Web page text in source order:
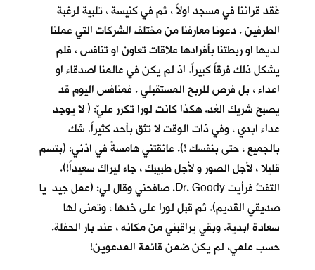
عُقد قراننا في مسجد اولاً ، ثم في كنيسة ، تلبية لرغبة
الطرفين . دعونا معارفنا من مختلف الشركات التي عملنا
لديها او ربطتنا بأفرادها علاقات تعاون او تنافس ، فلم
يشكل ذلك فرقاً كبيراً. اذ لم يكن في عالمنا اصدقاء او
اعداء ، بل فرص للربح المستقبلي . فمنافس اليوم قد
يصبح شريك الغد. هكذا كانت لورا تكرر عليّ: ( لا يوجد
عداء ابدي ، وفي ذات الوقت لا تثق بأحد كثيراً. شك
بالجميع ، حتى بنفسك !). عانقتني هامسةً في اذني: (بتسم
قليلا ، لأجل الصور و لأجل طبيبك ، جاء ليراك سعيداً!).
التفتُ فرأيت Dr. Goody. صافحني وقال لي: (عمل جيد يا
صديقي القديم). ثم قبل لورا على خدها ، وتمنى لها
سعادة ابدية. وبقي يراقبني من مكانه ، عند بار الحفلة.
حسب علمي، لم يكن ضمن قائمة المدعوين!